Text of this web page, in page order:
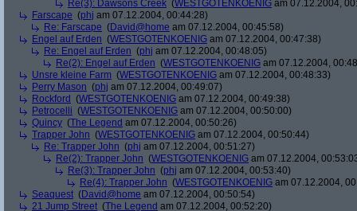
Re(3): Dawsons Creek (WESTGOTENKOENIG am 07.12.2004,
Farscape (phj am 07.12.2004, 00:44:28)
Re: Farscape (David@home am 07.12.2004, 00:45:58)
Engel auf Erden (WESTGOTENKOENIG am 07.12.2004, 00:47:38)
Re: Engel auf Erden (phj am 07.12.2004, 00:48:05)
Re(2): Engel auf Erden (WESTGOTENKOENIG am 07.12.2004,
Unsre kleine Farm (WESTGOTENKOENIG am 07.12.2004, 00:48:33)
Perry Mason (phj am 07.12.2004, 00:49:07)
Rockford (WESTGOTENKOENIG am 07.12.2004, 00:49:38)
Petrocelli (WESTGOTENKOENIG am 07.12.2004, 00:50:00)
Quincy (The Legend am 07.12.2004, 00:50:26)
Trapper John (WESTGOTENKOENIG am 07.12.2004, 00:50:44)
Re: Trapper John (phj am 07.12.2004, 00:51:27)
Re(2): Trapper John (WESTGOTENKOENIG am 07.12.2004,
Re(3): Trapper John (phj am 07.12.2004, 00:53:40)
Re(4): Trapper John (WESTGOTENKOENIG am 07.12.2004,
Seaquest (David@home am 07.12.2004, 00:50:54)
21 Jump Street (The Legend am 07.12.2004, 00:52:20)